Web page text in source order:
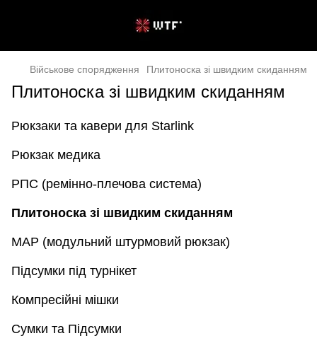
Військове спорядження Плитоноска зі швидким скиданням
Плитоноска зі швидким скиданням
Рюкзаки та кавери для Starlink
Рюкзак медика
РПС (ремінно-плечова система)
Плитоноска зі швидким скиданням
MAP (модульний штурмовий рюкзак)
Підсумки під турнікет
Компресійні мішки
Сумки та Підсумки